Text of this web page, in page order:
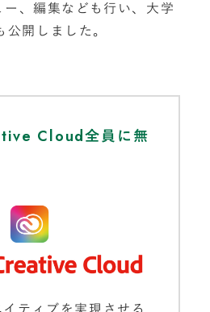
ー、編集なども行い、大学
開しました。
Cloud全員に無
ティブを実現させる